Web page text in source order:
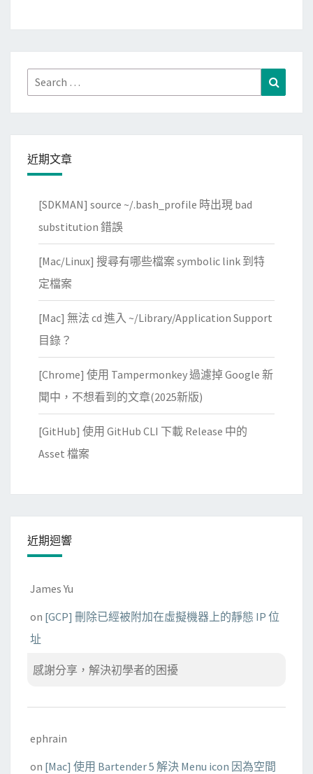
c
t
i
r
d
.
試
版
o
b
o
a
e
w
r
k
T
e
s
t
l
r
Search
for:
近期文章
[SDKMAN] source ~/.bash_profile 時出現 bad
substitution 錯誤
[Mac/Linux] 搜尋有哪些檔案 symbolic link 到特
定檔案
[Mac] 無法 cd 進入 ~/Library/Application Support
目錄？
[Chrome] 使用 Tampermonkey 過濾掉 Google 新
聞中，不想看到的文章(2025新版)
[GitHub] 使用 GitHub CLI 下載 Release 中的
Asset 檔案
近期迴響
James Yu
on [GCP] 刪除已經被附加在虛擬機器上的靜態 IP 位
址
感謝分享，解決初學者的困擾
ephrain
on [Mac] 使用 Bartender 5 解決 Menu icon 因為空間